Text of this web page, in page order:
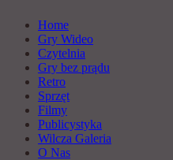
Home
Gry Wideo
Czytelnia
Gry bez prądu
Retro
Sprzęt
Filmy
Publicystyka
Wilcza Galeria
O Nas